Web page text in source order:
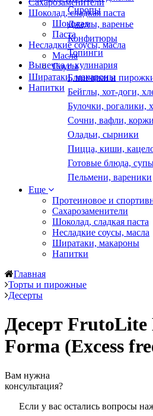
Сахарозаменители
Шоколад, сладкая паста
Шоколад
Паста
Несладкие соусы, масла
Масла
Соусы
Ширатаки, макароны
Напитки
Сиропы
Джемы, варенье
Конфитюры
Топинги
Выпечка и кулинария
Блинчики и
Бейглы, хот-доги,
Булочки, рогалики,
Сочни, вафли,
Оладьи, сырники
Пицца, киши,
Готовые блюда,
Пельмени, вареники
Еще
Протеиновое и
Сахарозаменители
Шоколад, сладкая паста
Несладкие соусы, масла
Ширатаки, макароны
Напитки
Главная
Торты и пирожные
Десерты
Десерт
Forma (Excess
Вам нужна
консультация?
Если у вас остались вопросы